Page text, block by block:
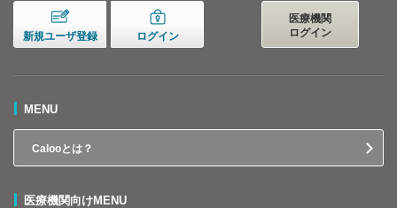
新規ユーザ登録 ログイン
医療機関
ログイン
MENU
Calooとは？
医療機関向けMENU